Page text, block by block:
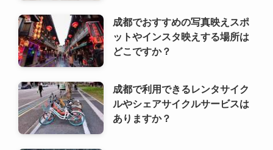
成都でおすすめの写真映えスポ
ットやインスタ映えする場所は
どこですか？
成都で利用できるレンタサイク
ルやシェアサイクルサービスは
ありますか？